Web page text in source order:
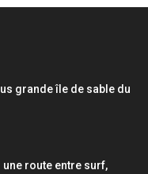
grande île de sable du
une route entre surf,